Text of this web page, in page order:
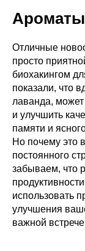
Отличные
просто
биохакингом
показали, что
лаванда, может
и улучшить
памяти и
Но почему это
постоянного
забываем, что
использовать
улучшения
важной